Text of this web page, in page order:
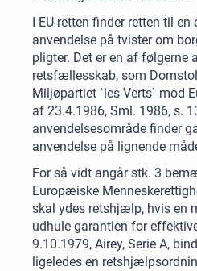
I EU-retten finder retten til
anvendelse på tvister om
pligter. Det er en af følgerne
retsfællesskab, som
Miljøpartiet `les Verts` mod
af 23.4.1986, Sml. 1986, s.
anvendelsesområde finder
anvendelse på lignende
For så vidt angår stk. 3
Europæiske
skal ydes retshjælp, hvis en
udhule garantien for
9.10.1979, Airey, Serie A,
ligeledes en